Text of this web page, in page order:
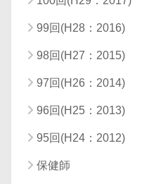
99回(H28：2016)
98回(H27：2015)
97回(H26：2014)
96回(H25：2013)
95回(H24：2012)
保健師